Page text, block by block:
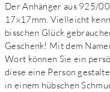
Der Anhänger aus 925/
17x17mm. Vielleicht
bisschen Glück
Geschenk! Mit dem
Wort können Sie ein
diese eine Person
in einem hübschen